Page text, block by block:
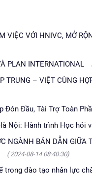
VIỆC VỚI HNIVC, MỞ
PLAN INTERNATIONAL
TRUNG – VIỆT CÙNG
Đón Đầu, Tài Trợ Toàn
Nội: Hành trình Học hỏi
NGÀNH BÁN DẪN GIỮA
( 2024-08-14 08:40:30)
trong đào tạo nhân lực